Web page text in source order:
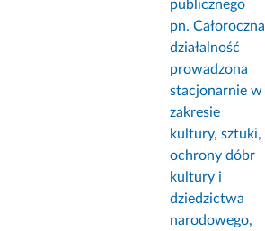
publicznego
pn. Całoroczna
działalność
prowadzona
stacjonarnie w
zakresie
kultury, sztuki,
ochrony dóbr
kultury i
dziedzictwa
narodowego,